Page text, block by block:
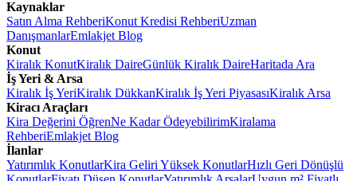
Kaynaklar
Satın Alma RehberiKonut Kredisi RehberiUzman
DanışmanlarEmlakjet Blog
Konut
Kiralık KonutKiralık DaireGünlük Kiralık DaireHaritada Ara
İş Yeri & Arsa
Kiralık İş YeriKiralık DükkanKiralık İş Yeri PiyasasıKiralık Arsa
Kiracı Araçları
Kira Değerini ÖğrenNe Kadar ÖdeyebilirimKiralama
RehberiEmlakjet Blog
İlanlar
Yatırımlık KonutlarKira Geliri Yüksek KonutlarHızlı Geri Dönüşlü